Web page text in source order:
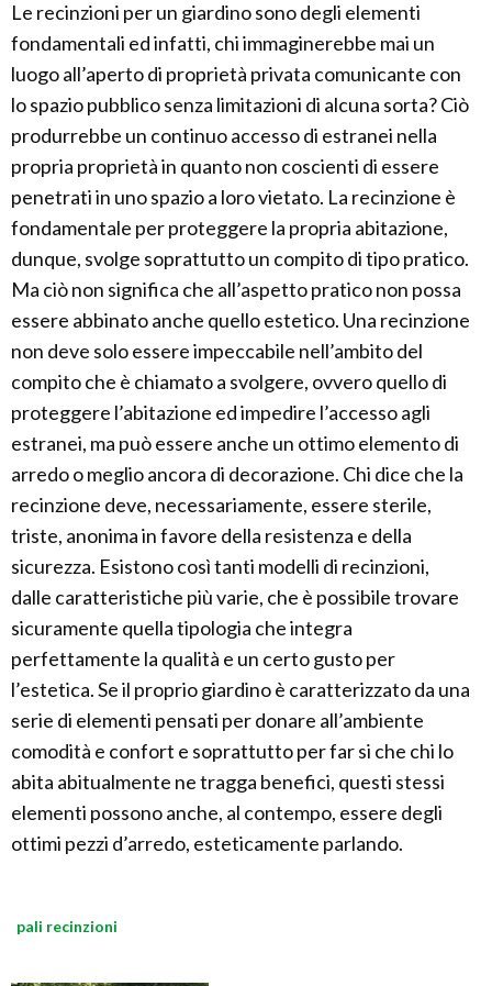
Le recinzioni per un giardino sono degli elementi
fondamentali ed infatti, chi immaginerebbe mai un
luogo all’aperto di proprietà privata comunicante con
lo spazio pubblico senza limitazioni di alcuna sorta? Ciò
produrrebbe un continuo accesso di estranei nella
propria proprietà in quanto non coscienti di essere
penetrati in uno spazio a loro vietato. La recinzione è
fondamentale per proteggere la propria abitazione,
dunque, svolge soprattutto un compito di tipo pratico.
Ma ciò non significa che all’aspetto pratico non possa
essere abbinato anche quello estetico. Una recinzione
non deve solo essere impeccabile nell’ambito del
compito che è chiamato a svolgere, ovvero quello di
proteggere l’abitazione ed impedire l’accesso agli
estranei, ma può essere anche un ottimo elemento di
arredo o meglio ancora di decorazione. Chi dice che la
recinzione deve, necessariamente, essere sterile,
triste, anonima in favore della resistenza e della
sicurezza. Esistono così tanti modelli di recinzioni,
dalle caratteristiche più varie, che è possibile trovare
sicuramente quella tipologia che integra
perfettamente la qualità e un certo gusto per
l’estetica. Se il proprio giardino è caratterizzato da una
serie di elementi pensati per donare all’ambiente
comodità e confort e soprattutto per far si che chi lo
abita abitualmente ne tragga benefici, questi stessi
elementi possono anche, al contempo, essere degli
ottimi pezzi d’arredo, esteticamente parlando.
pali recinzioni